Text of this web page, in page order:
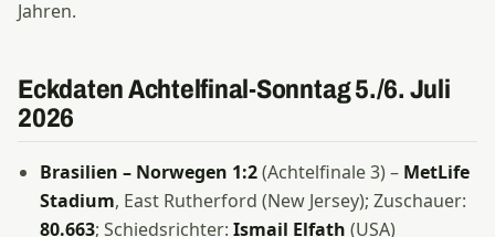
Jahren.
Eckdaten Achtelfinal-Sonntag 5./6. Juli
2026
Brasilien – Norwegen 1:2(Achtelfinale 3) – MetLife
Stadium, East Rutherford (New Jersey); Zuschauer:
80.663; Schiedsrichter: Ismail Elfath (USA)